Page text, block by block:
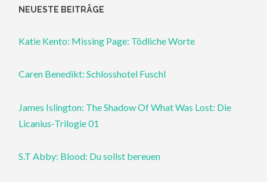
NEUESTE BEITRÄGE
Katie Kento: Missing Page: Tödliche Worte
Caren Benedikt: Schlosshotel Fuschl
James Islington: The Shadow Of What Was Lost: Die
Licanius-Trilogie 01
S.T Abby: Blood: Du sollst bereuen